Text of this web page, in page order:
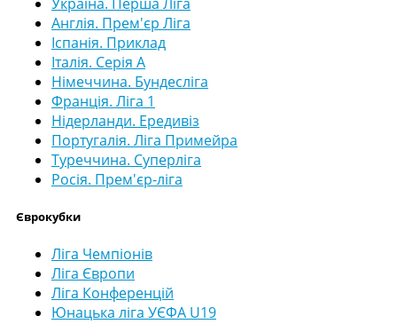
Англія. Прем'єр Ліга
Іспанія. Приклад
Італія. Серія А
Німеччина. Бундесліга
Франція. Ліга 1
Нідерланди. Ередивіз
Португалія. Ліга Примейра
Туреччина. Суперліга
Росія. Прем'єр-ліга
Єврокубки
Ліга Чемпіонів
Ліга Європи
Ліга Конференцій
Юнацька ліга УЄФА U19